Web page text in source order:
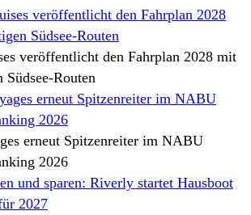
veröffentlicht den Fahrplan 2028 mit
Südsee-Routen
erneut Spitzenreiter im NABU
2026